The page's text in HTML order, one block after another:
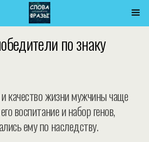
по знаку
качество жизни мужчины чаще
воспитание и набор генов,
ему по наследству.